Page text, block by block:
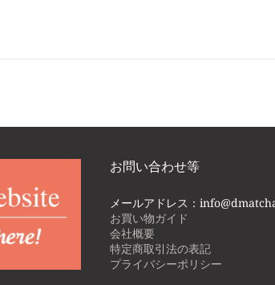
お問い合わせ等
メールアドレス：
お買い物ガイド
会社概要
特定商取引法の表記
プライバシーポリシー